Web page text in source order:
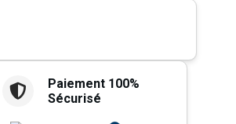
Paiement 100%
Sécurisé